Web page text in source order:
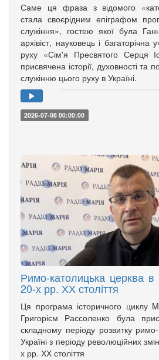
Саме ця фраза з відомого
стала своєрідним епіграфом
служіння», гостею якої була
архівіст, науковець і
руху «Сім'я Пресвятого Серця
присвячена історії, духовності та
служінню цього руху в Україні.
2026-07-08 00:00:00
Римо-католицька церква в
20-х рр. ХХ століття
Ця програма історичного циклу
Григорієм Рассоленко була
складному періоду розвитку
Україні з періоду революційних
х рр. ХХ століття